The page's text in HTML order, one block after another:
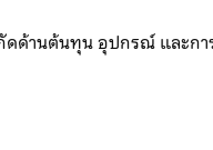
ดด้านต้นทุน อุปกรณ์ และก